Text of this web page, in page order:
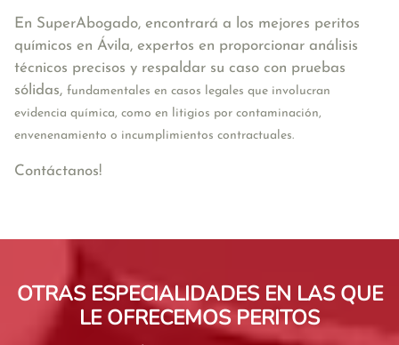
En SuperAbogado, encontrará a los mejores peritos
químicos en Ávila, expertos en proporcionar análisis
técnicos precisos y respaldar su caso con pruebas
sólidas, fundamentales en casos legales que involucran
evidencia química, como en litigios por contaminación,
envenenamiento o incumplimientos contractuales.
Contáctanos!
OTRAS ESPECIALIDADES EN LAS QUE
LE OFRECEMOS PERITOS